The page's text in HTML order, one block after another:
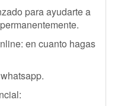
para ayudarte a
en cuanto hagas